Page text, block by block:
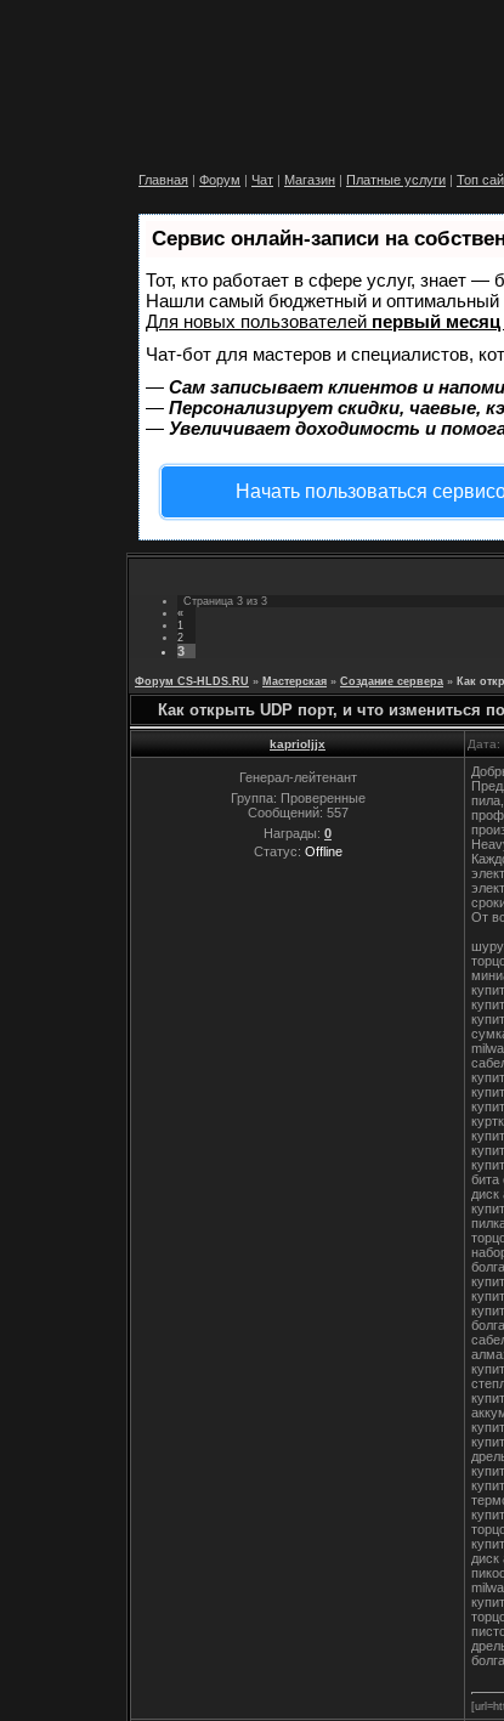
Главная | Форум | Чат | Магазин | Платные услуги | Топ
Сервис онлайн-записи на
Тот, кто работает в сфере услуг, знает —
Нашли самый бюджетный и оптимальный
Для новых пользователей первый месяц
Чат-бот для мастеров и специалистов,
— Сам записывает клиентов и
— Персонализирует скидки, чаевые,
— Увеличивает доходимость и
Начать пользоваться
Страница 3 из 3
«
1
2
3
Форум CS-HLDS.RU » Мастерская » Создание сервера » Как
Как открыть UDP порт, и что измениться
kaprioljjx Дата:
Генерал-лейтенант
Группа: Проверенные
Сообщений: 557
Награды: 0
Статус: Offline
От
бита
диск